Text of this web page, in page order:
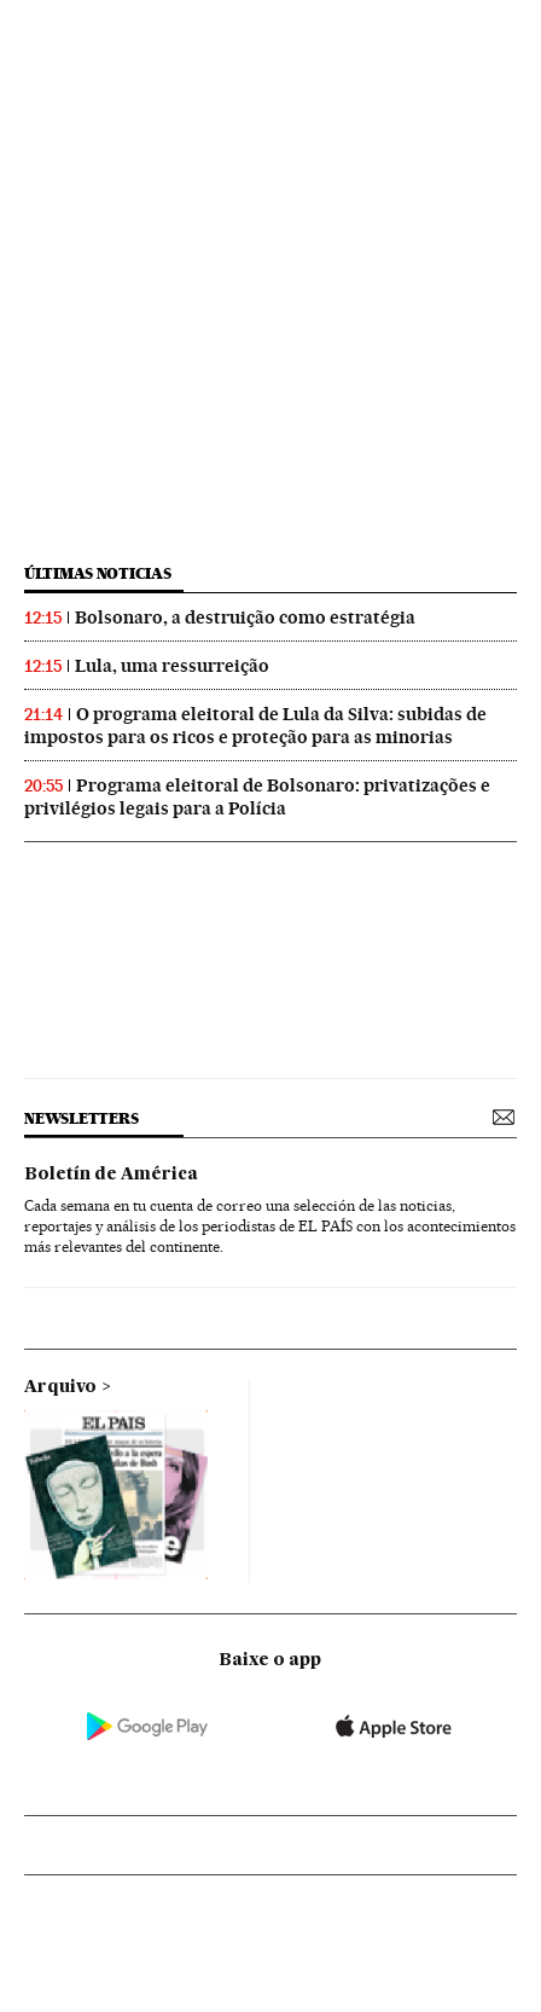
ÚLTIMAS NOTICIAS
12:15 Bolsonaro, a destruição como estratégia
12:15 Lula, uma ressurreição
21:14
O programa eleitoral de Lula da Silva: subidas de
impostos para os ricos e proteção para as minorias
20:55
Programa eleitoral de Bolsonaro: privatizações e
privilégios legais para a Polícia
NEWSLETTERS
Boletín de América
Cada semana en tu cuenta de correo una selección de las noticias,
reportajes y análisis de los periodistas de EL PAÍS con los acontecimientos
más relevantes del continente.
Arquivo
Baixe o app